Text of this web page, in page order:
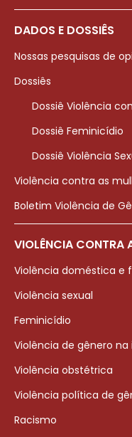
DADOS E DOSSIÊS
Nossas pesquisas de
Dossiês
Dossiê Violência
Dossiê Feminicídio
Dossiê Violência
Violência contra as
Boletim Violência de
VIOLÊNCIA CONTRA
Violência doméstica e
Violência sexual
Feminicídio
Violência de gênero
Violência obstétrica
Violência política de
Racismo